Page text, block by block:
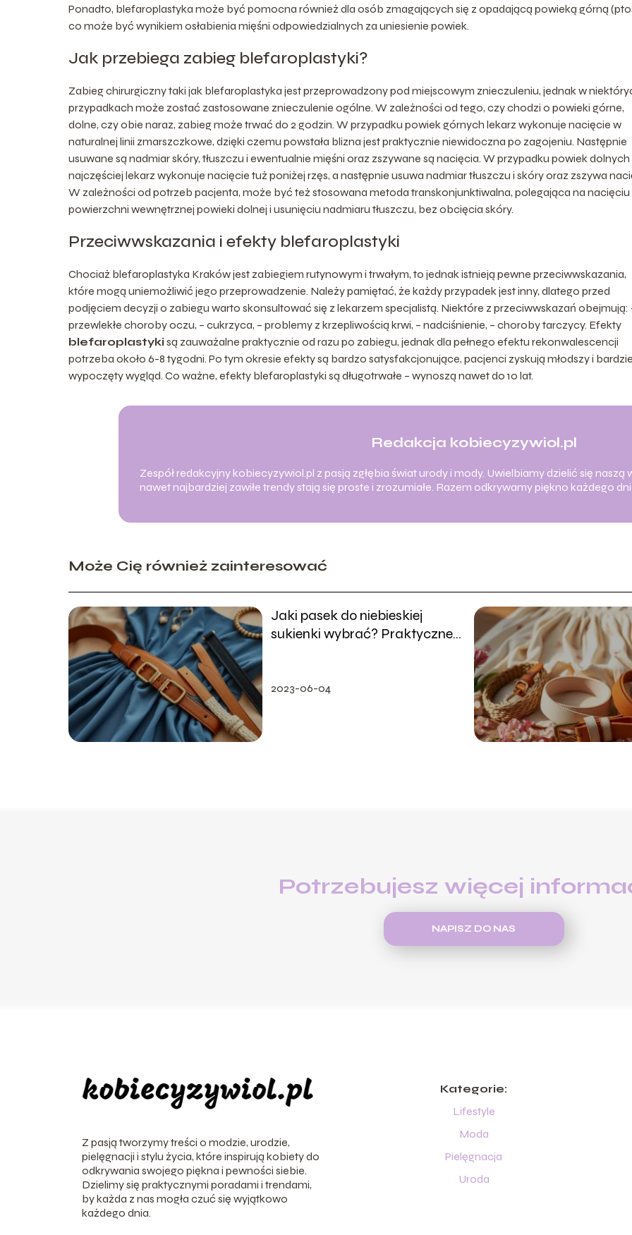
Ponadto, blefaroplastyka może być pomocna również dla osób zmagających się z opadającą powieką górną
co może być wynikiem osłabienia mięśni odpowiedzialnych za uniesienie powiek.
Jak przebiega zabieg blefaroplastyki?
Zabieg chirurgiczny taki jak blefaroplastyka jest przeprowadzony pod miejscowym znieczuleniu, jednak w
przypadkach może zostać zastosowane znieczulenie ogólne. W zależności od tego, czy chodzi o powieki górne,
dolne, czy obie naraz, zabieg może trwać do 2 godzin. W przypadku powiek górnych lekarz wykonuje nacięcie w
naturalnej linii zmarszczkowe, dzięki czemu powstała blizna jest praktycznie niewidoczna po zagojeniu. Następnie
usuwane są nadmiar skóry, tłuszczu i ewentualnie mięśni oraz zszywane są nacięcia. W przypadku powiek dolnych
najczęściej lekarz wykonuje nacięcie tuż poniżej rzęs, a następnie usuwa nadmiar tłuszczu i skóry oraz zszywa
W zależności od potrzeb pacjenta, może być też stosowana metoda transkonjunktiwalna, polegająca na nacięciu
powierzchni wewnętrznej powieki dolnej i usunięciu nadmiaru tłuszczu, bez obcięcia skóry.
Przeciwwskazania i efekty blefaroplastyki
Chociaż blefaroplastyka Kraków jest zabiegiem rutynowym i trwałym, to jednak istnieją pewne przeciwwskazania,
które mogą uniemożliwić jego przeprowadzenie. Należy pamiętać, że każdy przypadek jest inny, dlatego przed
podjęciem decyzji o zabiegu warto skonsultować się z lekarzem specjalistą. Niektóre z przeciwwskazań obejmują:
przewlekłe choroby oczu, – cukrzyca, – problemy z krzepliwością krwi, – nadciśnienie, – choroby tarczycy. Efekty
blefaroplastyki są zauważalne praktycznie od razu po zabiegu, jednak dla pełnego efektu rekonwalescencji
potrzeba około 6-8 tygodni. Po tym okresie efekty są bardzo satysfakcjonujące, pacjenci zyskują młodszy i
wypoczęty wygląd. Co ważne, efekty blefaroplastyki są długotrwałe – wynoszą nawet do 10 lat.
Redakcja kobiecyzywiol.pl
Zespół redakcyjny kobiecyzywiol.pl z pasją zgłębia świat urody i mody. Uwielbiamy dzielić się naszą
nawet najbardziej zawiłe trendy stają się proste i zrozumiałe. Razem odkrywamy piękno każdego
Może Cię również zainteresować
Jaki pasek do niebieskiej
sukienki wybrać? Praktyczne
2023-06-04
Potrzebujesz więcej
NAPISZ DO NAS
Z pasją tworzymy treści o modzie, urodzie,
pielęgnacji i stylu życia, które inspirują kobiety do
odkrywania swojego piękna i pewności siebie.
Dzielimy się praktycznymi poradami i trendami,
by każda z nas mogła czuć się wyjątkowo
każdego dnia.
Kategorie:
Lifestyle
Moda
Pielęgnacja
Uroda